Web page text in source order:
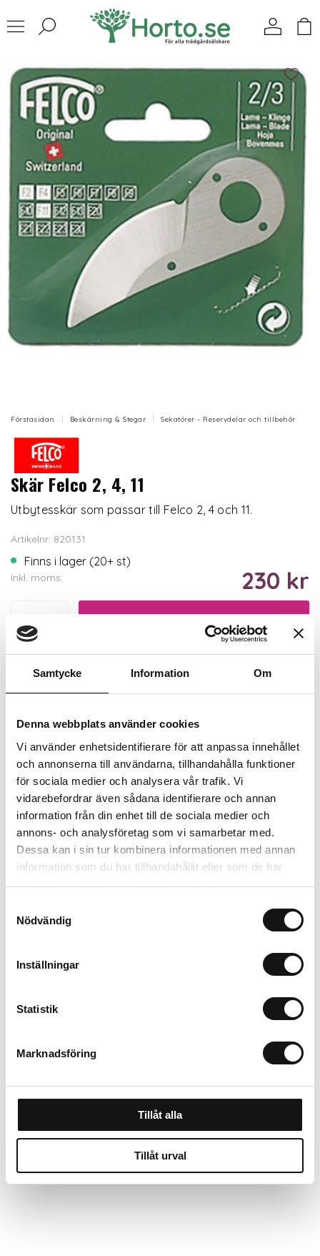
Samtycke Information Om
Denna webbplats använder cookies
Vi använder enhetsidentifierare för att anpassa innehållet
och annonserna till användarna, tillhandahålla funktioner
för sociala medier och analysera vår trafik. Vi
vidarebefordrar även sådana identifierare och annan
information från din enhet till de sociala medier och
annons- och analysföretag som vi samarbetar med.
Dessa kan i sin tur kombinera informationen med annan
information som du har tillhandahållit eller som de har
samlat in när du har använt deras tjänster.
Nödvändig
Inställningar
Statistik
Marknadsföring
Tillåt alla
Tillåt urval
Förstasidan Beskärning & Stegar Sekatörer - Reservdelar och tillbehör
Skär Felco 2, 4, 11
Utbytesskär som passar till Felco 2, 4 och 11.
Artikelnr: 820131
Finns i lager (20+ st)
Inkl. moms: 230 kr
Lägg i varukorgen
Trygg betalning
Ekologiskt utbud
Valbara fraktmetoder
Beskrivning
Recensioner
Om tillverkaren
Relaterade produkter
standard Large
Felco 2, sekatör pro
Large